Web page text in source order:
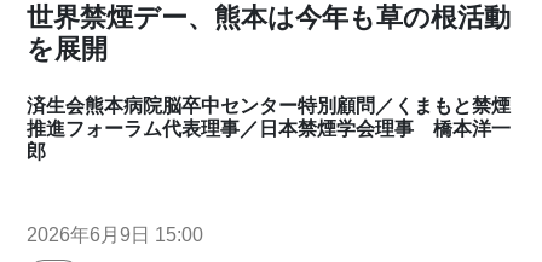
世界禁煙デー、熊本は今年も草の根活動
を展開
済生会熊本病院脳卒中センター特別顧問／くまもと禁煙
推進フォーラム代表理事／日本禁煙学会理事 橋本洋一
郎
2026年6月9日 15:00